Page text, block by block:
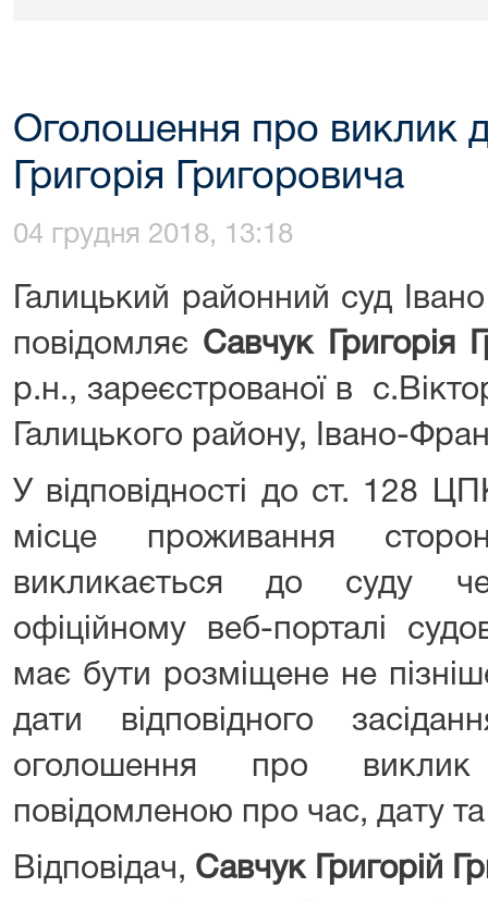
Оголошення про виклик
Григорія Григоровича
04 грудня 2018, 13:18
Галицький районний суд
повідомляє Савчук Григорія
р.н., зареєстрованої в
Галицького району, Івано-
У відповідності до ст. 128
місце проживання
викликається до суду
офіційному веб-порталі
має бути розміщене не
дати відповідного
оголошення про
повідомленою про час, дату
Відповідач, Савчук Григорій